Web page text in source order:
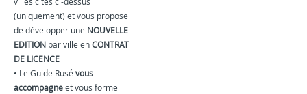
(uniquement) et vous propose
de développer une NOUVELLE
EDITION par ville en CONTRAT
DE LICENCE
• Le Guide Rusé vous
accompagne et vous forme